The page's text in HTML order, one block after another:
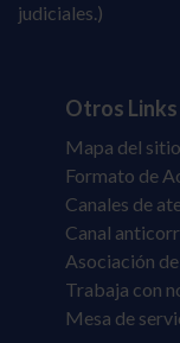
judiciales.)
Otros Links
Mapa del sitio
Formato de
Canales de
Canal
Asociación
Trabaja con
Mesa de